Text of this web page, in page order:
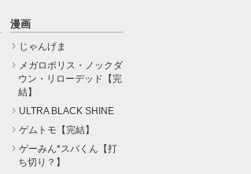
漫画
じゃんげま
メガロポリス・ノックダ
ウン・リローデッド【完
結】
ULTRA BLACK SHINE
ゲムトモ【完結】
ゲーみん*スパくん【打
ち切り？】